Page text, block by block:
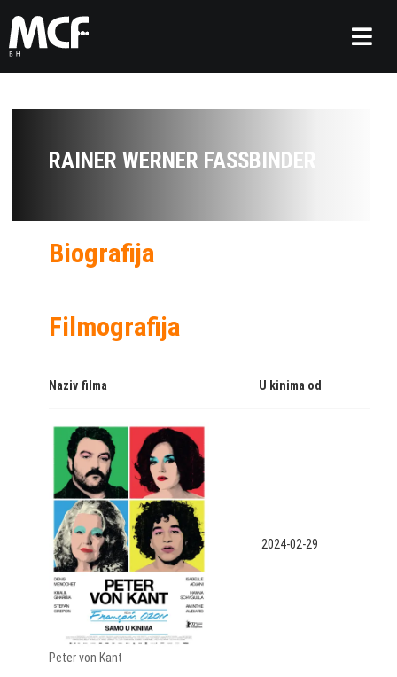
RAINER WERNER FASSBINDER
Biografija
Filmografija
Naziv filma U kinima od
Peter von Kant
2024-02-29